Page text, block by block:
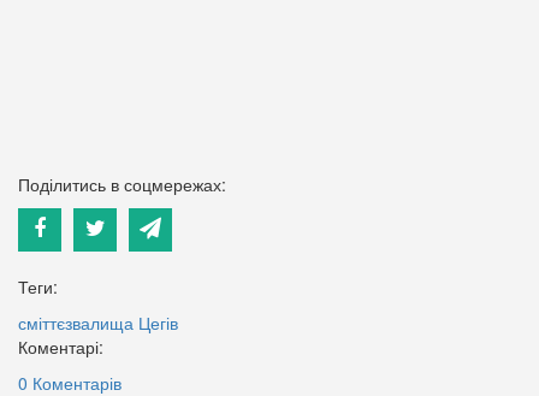
Поділитись в соцмережах:
Теги:
сміттєзвалища Цегів
Коментарі:
0 Коментарів